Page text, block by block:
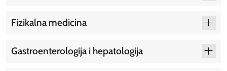
Fizikalna medicina
Gastroenterologija i hepatologija